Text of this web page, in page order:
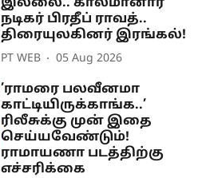
நடிகர் பிரதீப் ராவத்..
திரையுலகினர் இரங்கல்!
PT WEB 05 Aug 2026
’ராமரை பலவீனமா
காட்டியிருக்காங்க..’
ரிலீசுக்கு முன் இதை
செய்யவேண்டும்!
ராமாயணா படத்திற்கு
எச்சரிக்கை